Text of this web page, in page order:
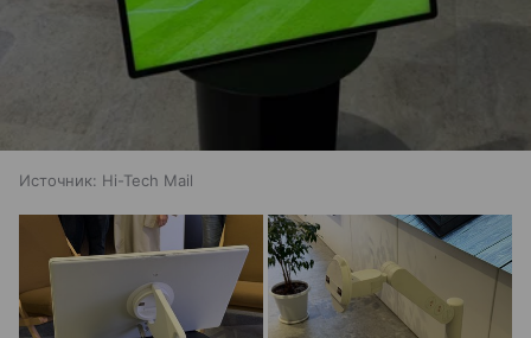
Источник: Hi-Tech Mail